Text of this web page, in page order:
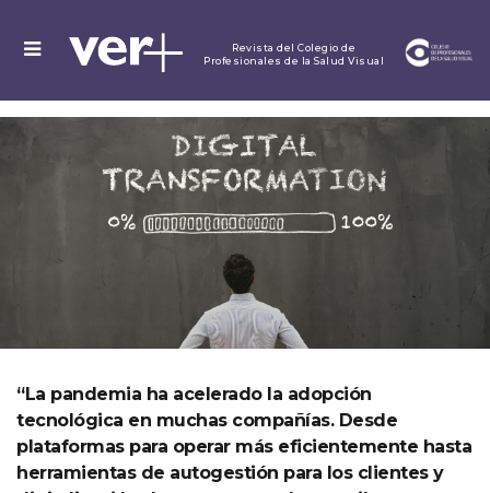
MENU
Revista del Colegio de
Profesionales de la Salud Visual
“La pandemia ha acelerado la adopción
tecnológica en muchas compañías. Desde
plataformas para operar más eficientemente hasta
herramientas de autogestión para los clientes y